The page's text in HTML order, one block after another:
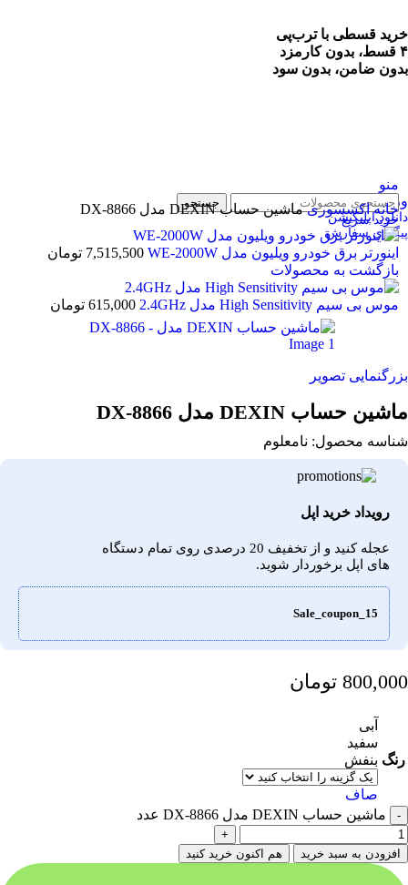
خرید قسطی با ترب‌پی
۴ قسط، بدون کارمزد
بدون ضامن، بدون سود
ورود / ثبت نام
دانلود اپلیکیشن
پیگیری سفارش
منو
جستجو
خرید سریع
خانهاکسسوریماشین حساب DEXIN مدل DX-8866
اینورتر برق خودرو ویلیون مدل WE-2000W 7,515,500 تومان
بازگشت به محصولات
موس بی سیم High Sensitivity مدل 2.4GHz 615,000 تومان
بزرگنمایی تصویر
ماشین حساب DEXIN مدل DX-8866
شناسه محصول: نامعلوم
رویداد خرید اپل
عجله کنید و از تخفیف 20 درصدی روی تمام دستگاه
های اپل برخوردار شوید.
Sale_coupon_15
800,000 تومان
رنگ
آبی
سفید
بنفش
صاف
ماشین حساب DEXIN مدل DX-8866 عدد
افزودن به سبد خرید هم اکنون خرید کنید